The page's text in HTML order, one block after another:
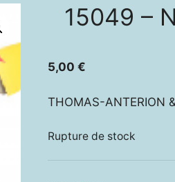
15049 –
5,00 €
THOMAS-ANTERION
Rupture de stock